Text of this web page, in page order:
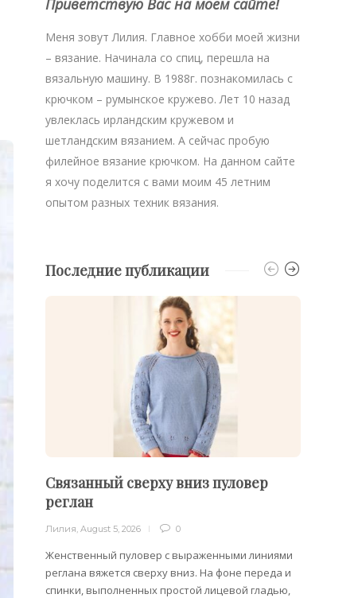
Приветствую Вас на моем сайте!
Меня зовут Лилия. Главное хобби моей жизни
– вязание. Начинала со спиц, перешла на
вязальную машину. В 1988г. познакомилась с
крючком – румынское кружево. Лет 10 назад
увлеклась ирландским кружевом и
шетландским вязанием. А сейчас пробую
филейное вязание крючком. На данном сайте
я хочу поделится с вами моим 45 летним
опытом разных техник вязания.
Последние публикации
Связанный сверху вниз пуловер
реглан
Лилия ,August 5, 2026 0
Женственный пуловер с выраженными линиями
реглана вяжется сверху вниз. На фоне переда и
спинки, выполненных простой лицевой гладью,